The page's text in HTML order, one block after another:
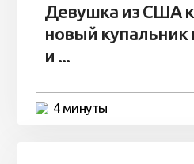
Девушка из США
новый купальник
и ...
4 минуты